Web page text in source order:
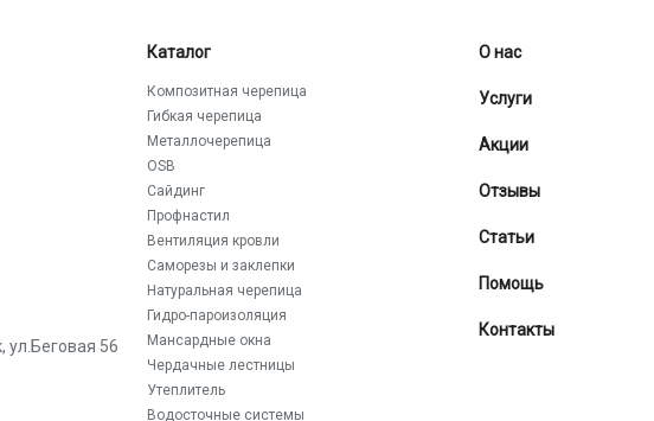
, ул.Беговая 56
Каталог
Композитная черепица
Гибкая черепица
Металлочерепица
OSB
Сайдинг
Профнастил
Вентиляция кровли
Саморезы и заклепки
Натуральная черепица
Гидро-пароизоляция
Мансардные окна
Чердачные лестницы
Утеплитель
Водосточные системы
О нас
Услуги
Акции
Отзывы
Статьи
Помощь
Контакты